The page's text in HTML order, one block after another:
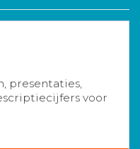
presentaties,
voor